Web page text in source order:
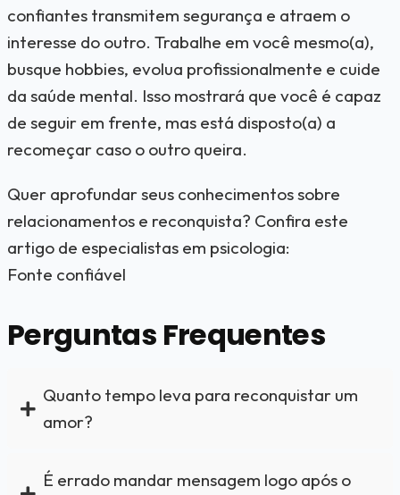
confiantes transmitem segurança e atraem o
interesse do outro. Trabalhe em você mesmo(a),
busque hobbies, evolua profissionalmente e cuide
da saúde mental. Isso mostrará que você é capaz
de seguir em frente, mas está disposto(a) a
recomeçar caso o outro queira.
Quer aprofundar seus conhecimentos sobre
relacionamentos e reconquista? Confira este
artigo de especialistas em psicologia:
Fonte confiável
Perguntas Frequentes
Quanto tempo leva para reconquistar um
amor?
É errado mandar mensagem logo após o